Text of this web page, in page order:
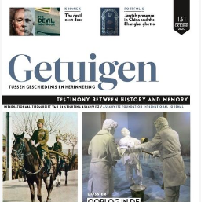
Nr. 131 (10/2020) Oorlog in de
Stille Oceaan